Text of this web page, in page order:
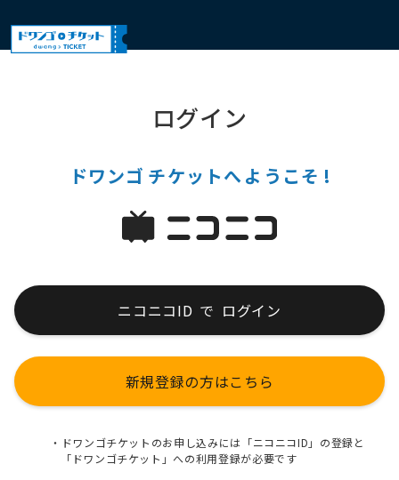
ログイン
ドワンゴ チケットへようこそ !
ニコニコID で ログイン
新規登録の方はこちら
ドワンゴチケットのお申し込みには「ニコニコID」の登録と
「ドワンゴチケット」への利用登録が必要です